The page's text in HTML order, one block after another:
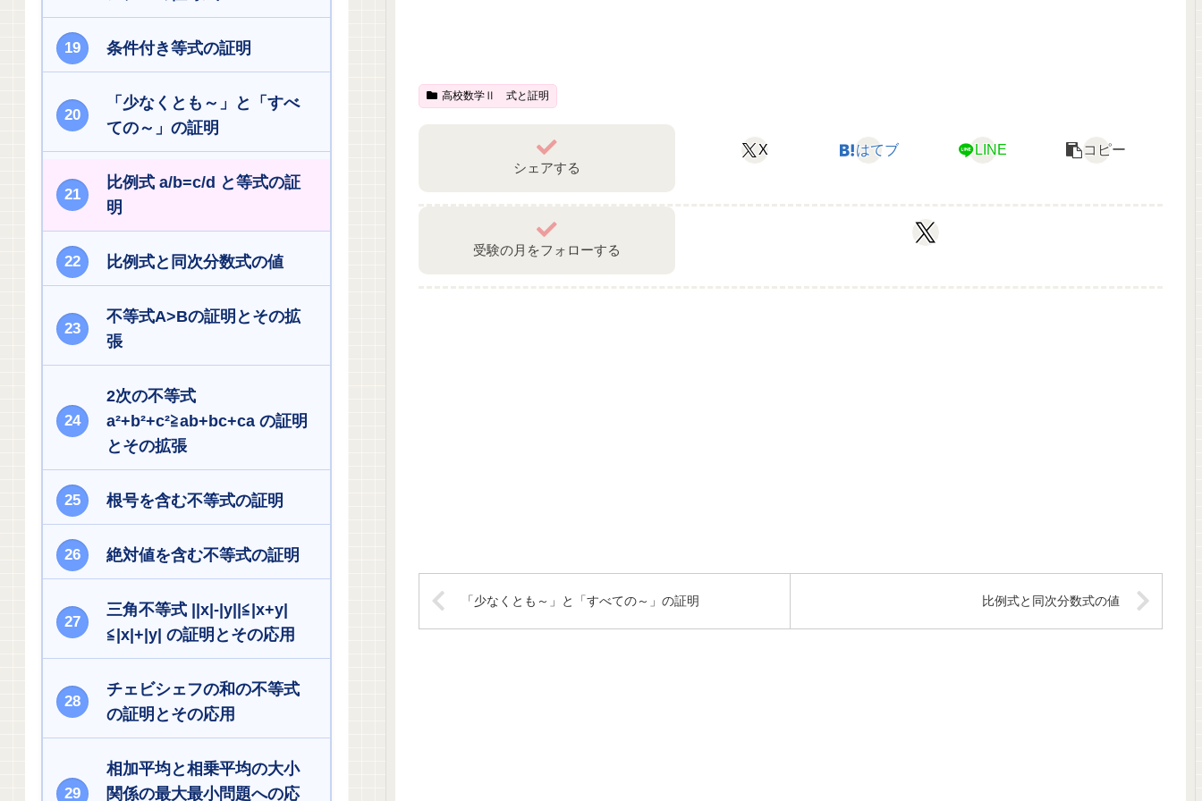
高校数学Ⅱ 式と証明
シェアする
X はてブ LINE コピー
受験の月をフォローする
「少なくとも～」と「すべての～」の証明 比例式と同次分数式の値
条件付き等式の証明
「少なくとも～」と「すべ
ての～」の証明
比例式 a/b=c/d と等式の証
明
比例式と同次分数式の値
不等式A>Bの証明とその拡
張
2次の不等式
a²+b²+c²≧ab+bc+ca の証明
とその拡張
根号を含む不等式の証明
絶対値を含む不等式の証明
三角不等式 ||x|-|y||≦|x+y|
≦|x|+|y| の証明とその応用
チェビシェフの和の不等式
の証明とその応用
相加平均と相乗平均の大小
関係の最大最小問題への応